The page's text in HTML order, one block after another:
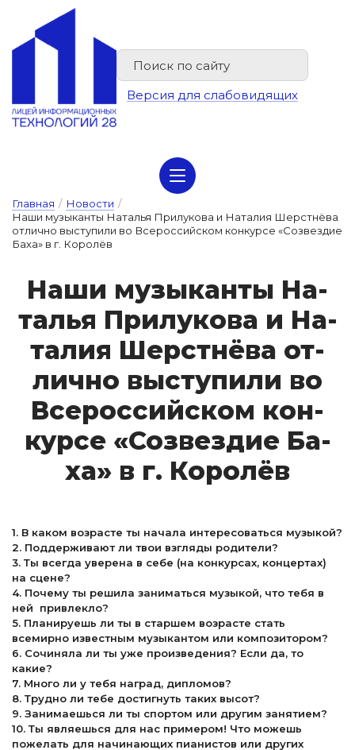
Версия для слабовидящих
Главная / Новости /
Наши музыканты Наталья Прилукова и Наталия Шерстнёва
отлично выступили во Всероссийском конкурсе «Созвездие
Баха» в г. Королёв
На­ши му­зы­кан­ты На­
талья При­лу­ко­ва и На­
та­лия Шерс­тнё­ва от­
лично выс­ту­пи­ли во
Все­рос­сий­ском кон­
курсе «Соз­вездие Ба­
ха» в г. Ко­ро­лёв
1. В каком возрасте ты начала интересоваться музыкой?
2. Поддерживают ли твои взгляды родители?
3. Ты всегда уверена в себе (на конкурсах, концертах)
на сцене?
4. Почему ты решила заниматься музыкой, что тебя в
ней привлекло?
5. Планируешь ли ты в старшем возрасте стать
всемирно известным музыкантом или композитором?
6. Сочиняла ли ты уже произведения? Если да, то
какие?
7. Много ли у тебя наград, дипломов?
8. Трудно ли тебе достигнуть таких высот?
9. Занимаешься ли ты спортом или другим занятием?
10. Ты являешься для нас примером! Что можешь
пожелать для начинающих пианистов или других